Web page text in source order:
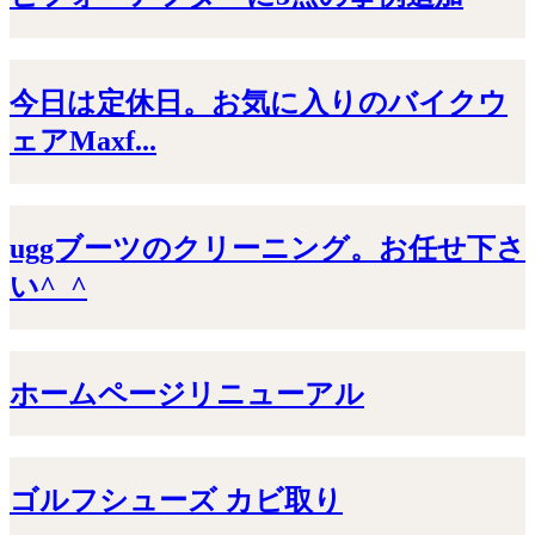
今日は定休日。お気に入りのバイクウ
ェアMaxf...
uggブーツのクリーニング。お任せ下さ
い^_^
ホームページリニューアル
ゴルフシューズ カビ取り